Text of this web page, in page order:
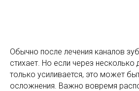
Обычно после лечения каналов
стихает. Но если через
только усиливается, это может
осложнения. Важно вовремя